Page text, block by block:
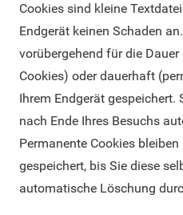
Cookies sind kleine
Endgerät keinen Schaden
vorübergehend für die
Cookies) oder dauerhaft
Ihrem Endgerät gespeichert.
nach Ende Ihres Besuchs
Permanente Cookies
gespeichert, bis Sie diese
automatische Löschung